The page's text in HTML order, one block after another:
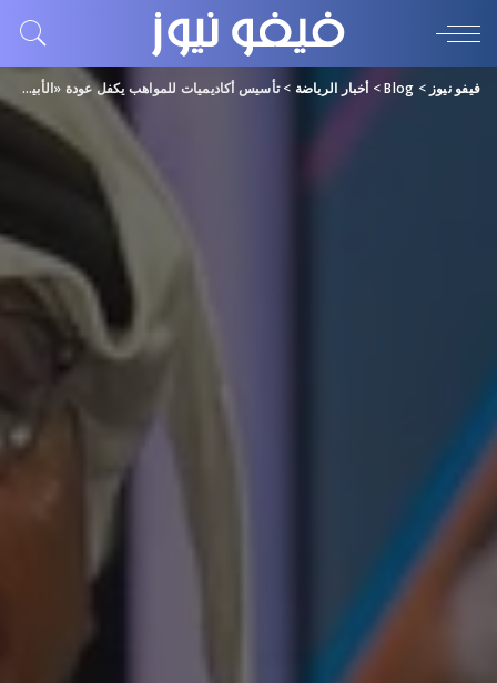
فيفو نيوز >
Blog
> أخبار الرياضة >تأسيس أكاديميات للمواهب يكفل عودة «الأبيض»